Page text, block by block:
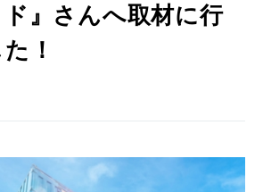
』さんへ取材に行
！